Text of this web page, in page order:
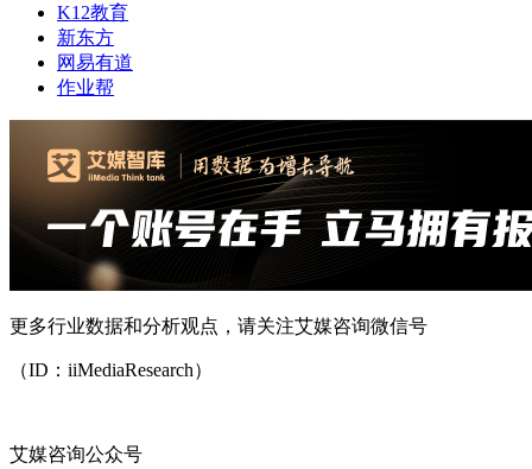
K12教育
新东方
网易有道
作业帮
更多行业数据和分析观点，请关注艾媒咨询微信号
（ID：iiMediaResearch）
艾媒咨询公众号